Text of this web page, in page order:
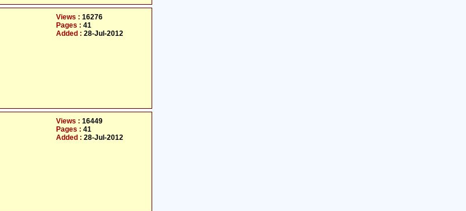
Views : 16276
Pages : 41
Added : 28-Jul-2012
Views : 16449
Pages : 41
Added : 28-Jul-2012